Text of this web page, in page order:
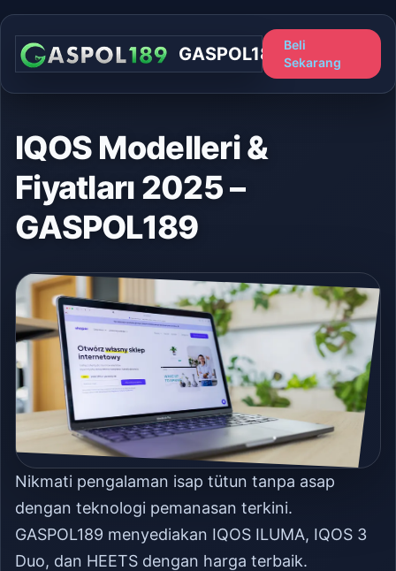
GASPOL189
Beli
Sekarang
IQOS Modelleri &
Fiyatları 2025 –
GASPOL189
Nikmati pengalaman isap tütun tanpa asap
dengan teknologi pemanasan terkini.
GASPOL189 menyediakan IQOS ILUMA, IQOS 3
Duo, dan HEETS dengan harga terbaik.